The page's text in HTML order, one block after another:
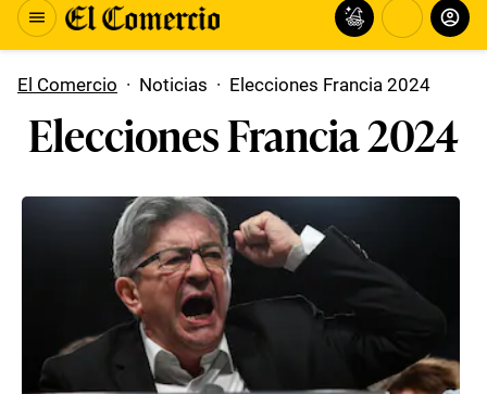
El Comercio · Noticias · Elecciones Francia 2024
Elecciones Francia 2024